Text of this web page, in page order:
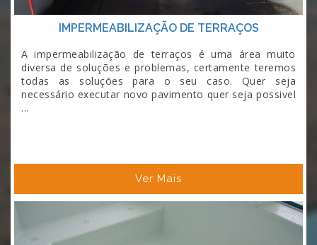
IMPERMEABILIZAÇÃO DE TERRAÇOS
A impermeabilização de terraços é uma área muito
diversa de soluções e problemas, certamente teremos
todas as soluções para o seu caso. Quer seja
necessário executar novo pavimento quer seja possivel
...
Ver Mais